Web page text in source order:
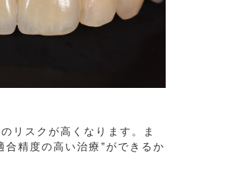
リスクが高くなります。ま
精度の高い治療”ができるか